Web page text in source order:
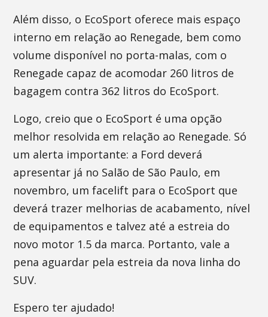
Além disso, o EcoSport oferece mais espaço
interno em relação ao Renegade, bem como
volume disponível no porta-malas, com o
Renegade capaz de acomodar 260 litros de
bagagem contra 362 litros do EcoSport.
Logo, creio que o EcoSport é uma opção
melhor resolvida em relação ao Renegade. Só
um alerta importante: a Ford deverá
apresentar já no Salão de São Paulo, em
novembro, um facelift para o EcoSport que
deverá trazer melhorias de acabamento, nível
de equipamentos e talvez até a estreia do
novo motor 1.5 da marca. Portanto, vale a
pena aguardar pela estreia da nova linha do
SUV.
Espero ter ajudado!